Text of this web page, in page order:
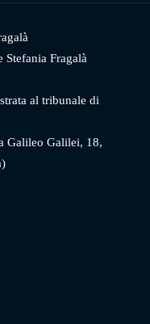
Stefania Fragalà
al tribunale di
Galileo Galilei, 18,